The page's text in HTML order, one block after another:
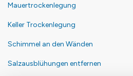
Mauertrockenlegung
Keller Trockenlegung
Schimmel an den Wänden
Salzausblühungen entfernen